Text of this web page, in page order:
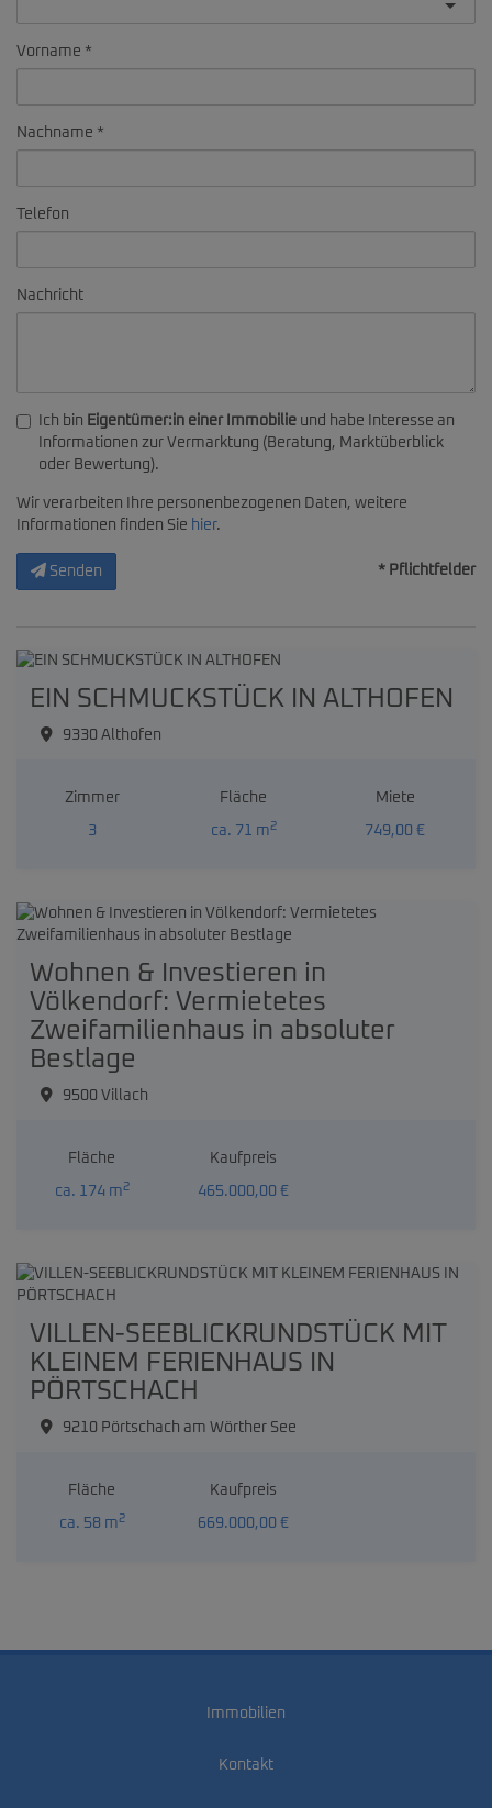
Vorname
Nachname
Telefon
Nachricht
Ich bin Eigentümer:in einer Immobilie und habe Interesse an
Informationen zur Vermarktung (Beratung, Marktüberblick
oder Bewertung).
Wir verarbeiten Ihre personenbezogenen Daten, weitere
Informationen finden Sie hier.
Senden * Pflichtfelder
EIN SCHMUCKSTÜCK IN ALTHOFEN
9330 Althofen
Zimmer
3
Fläche
ca. 71 m2
Miete
749,00 €
Wohnen & Investieren in
Völkendorf: Vermietetes
Zweifamilienhaus in absoluter
Bestlage
9500 Villach
Fläche
ca. 174 m2
Kaufpreis
465.000,00 €
VILLEN-SEEBLICKRUNDSTÜCK MIT
KLEINEM FERIENHAUS IN
PÖRTSCHACH
9210 Pörtschach am Wörther See
Fläche
ca. 58 m2
Kaufpreis
669.000,00 €
Immobilien
Kontakt